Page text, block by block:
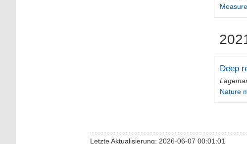
Deep
Nature
Letzte Aktualisierung: 2026-06-07 00:01:01